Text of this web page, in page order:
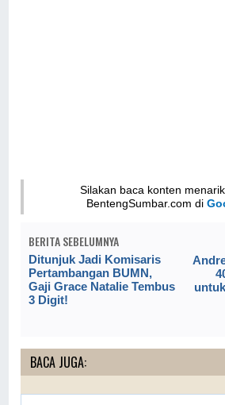
Silakan baca konten
BentengSumbar.com di
BERITA SEBELUMNYA
Ditunjuk Jadi Komisaris
Pertambangan BUMN,
Gaji Grace Natalie Tembus
3 Digit!
BACA JUGA: